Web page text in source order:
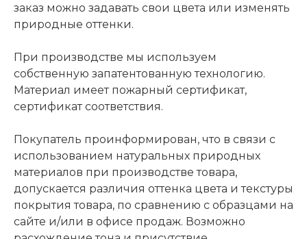
заказ можно задавать свои цвета или изменять
природные оттенки.
При производстве мы используем
собственную запатентованную технологию.
Материал имеет пожарный сертификат,
сертификат соответствия.
Покупатель проинформирован, что в связи с
использованием натуральных природных
материалов при производстве товара,
допускается различия оттенка цвета и текстуры
покрытия товара, по сравнению с образцами на
сайте и/или в офисе продаж. Возможно